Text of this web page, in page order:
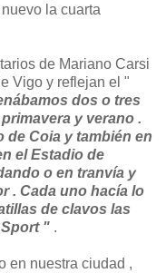
la cuarta
de Mariano Carsi
Vigo y reflejan el "
dos o tres
y verano .
de Coia y también en
el Estadio de
o en tranvía y
. Cada uno hacía lo
de clavos las
" .
en nuestra ciudad ,